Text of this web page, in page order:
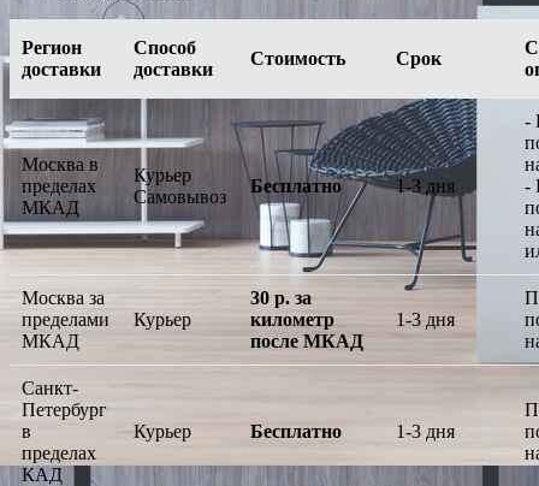
Регион
доставки
Способ
доставки
Стоимость Срок
Москва в
пределах
МКАД
Курьер
Самовывоз
Бесплатно 1-3 дня
-
-
Москва за
пределами
МКАД
Курьер
30 р. за
километр
после МКАД
1-3 дня
Санкт-
Петербург
в
пределах
КАД
Курьер Бесплатно 1-3 дня